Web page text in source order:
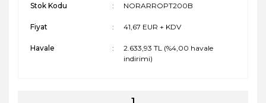
Stok Kodu NORARROPT200B
Fiyat 41,67 EUR + KDV
Havale
2.633,93 TL (%4,00 havale
indirimi)